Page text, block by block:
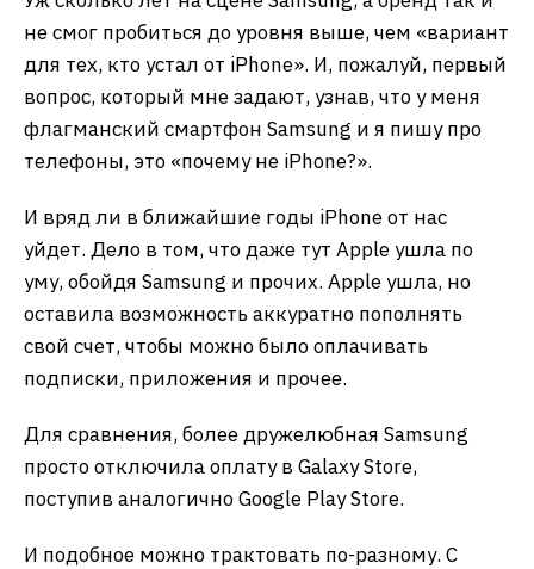
не смог пробиться до уровня выше, чем «вариант
для тех, кто устал от iPhone». И, пожалуй, первый
вопрос, который мне задают, узнав, что у меня
флагманский смартфон Samsung и я пишу про
телефоны, это «почему не iPhone?».
И вряд ли в ближайшие годы iPhone от нас
уйдет. Дело в том, что даже тут Apple ушла по
уму, обойдя Samsung и прочих. Apple ушла, но
оставила возможность аккуратно пополнять
свой счет, чтобы можно было оплачивать
подписки, приложения и прочее.
Для сравнения, более дружелюбная Samsung
просто отключила оплату в Galaxу Store,
поступив аналогично Google Play Store.
И подобное можно трактовать по-разному. С